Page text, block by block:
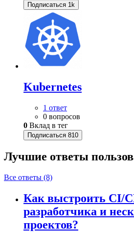
Подписаться 1k
Kubernetes
1 ответ
0 вопросов
0 Вклад в тег
Подписаться 810
Лучшие ответы
Все ответы (8)
Как выстроить CI/
разработчика и
проектов?